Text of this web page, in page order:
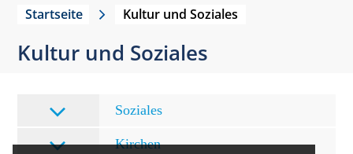
Startseite Kultur und Soziales
Kultur und Soziales
Soziales
Kirchen